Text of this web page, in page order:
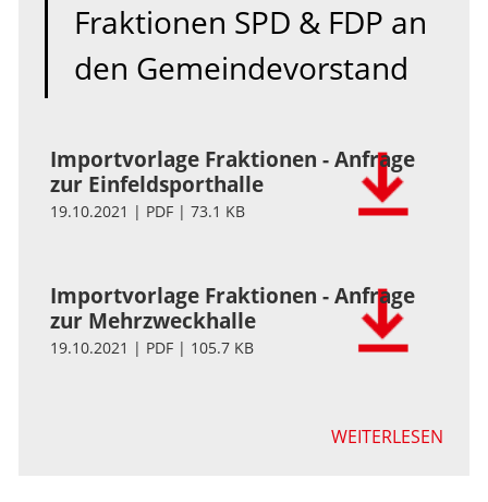
Fraktionen SPD & FDP an
den Gemeindevorstand
Importvorlage Fraktionen - Anfrage
zur Einfeldsporthalle
19.10.2021 | PDF | 73.1 KB
Importvorlage Fraktionen - Anfrage
zur Mehrzweckhalle
19.10.2021 | PDF | 105.7 KB
WEITERLESEN